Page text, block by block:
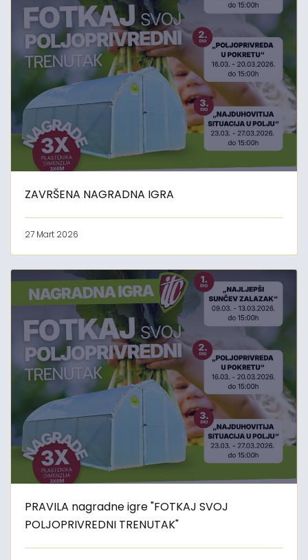
ZAVRŠENA NAGRADNA IGRA
27 Mart 2026
PRAVILA nagradne igre "FOTKAJ SVOJ
POLJOPRIVREDNI TRENUTAK"